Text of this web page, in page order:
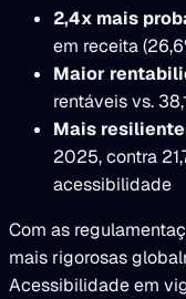
2,4x mais
em receita
Maior
rentáveis vs.
Mais
2025, contra
acessibilidade
Com as
mais rigorosas
Acessibilidade em